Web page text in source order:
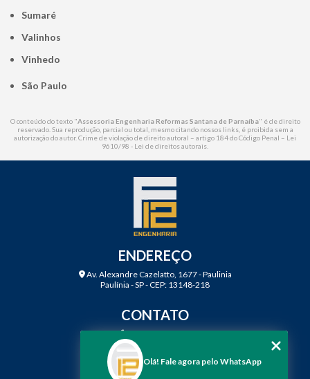
Sumaré
Valinhos
Vinhedo
São Paulo
O conteúdo do texto "Assessoria Engenharia Reformas Santana de Parnaíba" é de direito
reservado. Sua reprodução, parcial ou total, mesmo citando nossos links, é proibida sem a
autorização do autor. Crime de violação de direito autoral – artigo 184 do Código Penal – Lei
9610/98 - Lei de direitos autorais
ENDEREÇO
Av. Alexandre Cazelatto, 1677 - Paulinia
Paulínia - SP - CEP: 13148-218
CONTATO
(19) 3888-2923
(19) 99968-7979
contato@f12engenharia.com.br
Olá! Fale agora pelo WhatsApp